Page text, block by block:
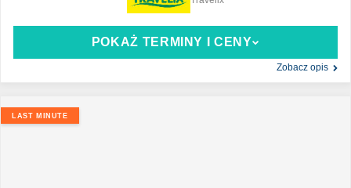
POKAŻ TERMINY I CENY
Zobacz opis
LAST MINUTE